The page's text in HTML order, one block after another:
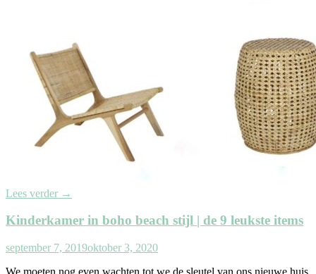
Lees verder →
Kinderkamer in boho beach stijl | de 9 leukste items
september 7, 2019oktober 3, 2020